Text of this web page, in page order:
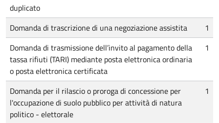
duplicato
Domanda di trascrizione di una negoziazione assistita
1
Domanda di trasmissione dell’invito al pagamento della
tassa rifiuti (TARI) mediante posta elettronica ordinaria
o posta elettronica certificata
1
Domanda per il rilascio o proroga di concessione per
l'occupazione di suolo pubblico per attività di natura
politico - elettorale
1